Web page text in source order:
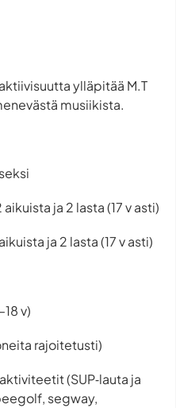
ylläpitää M.T
musiikista.
ja 2 lasta (17 v asti)
ja 2 lasta (17 v asti)
v)
rajoitetusti)
(SUP‑lauta ja
segway,